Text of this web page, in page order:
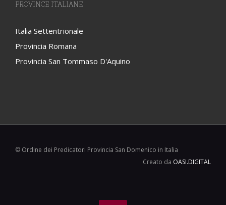
PROVINCE ITALIANE
Italia Settentrionale
Provincia Romana
Provincia San Tommaso D'Aquino
© Ordine dei Predicatori Provincia San Domenico in Italia
Creato da OASI.DIGITAL